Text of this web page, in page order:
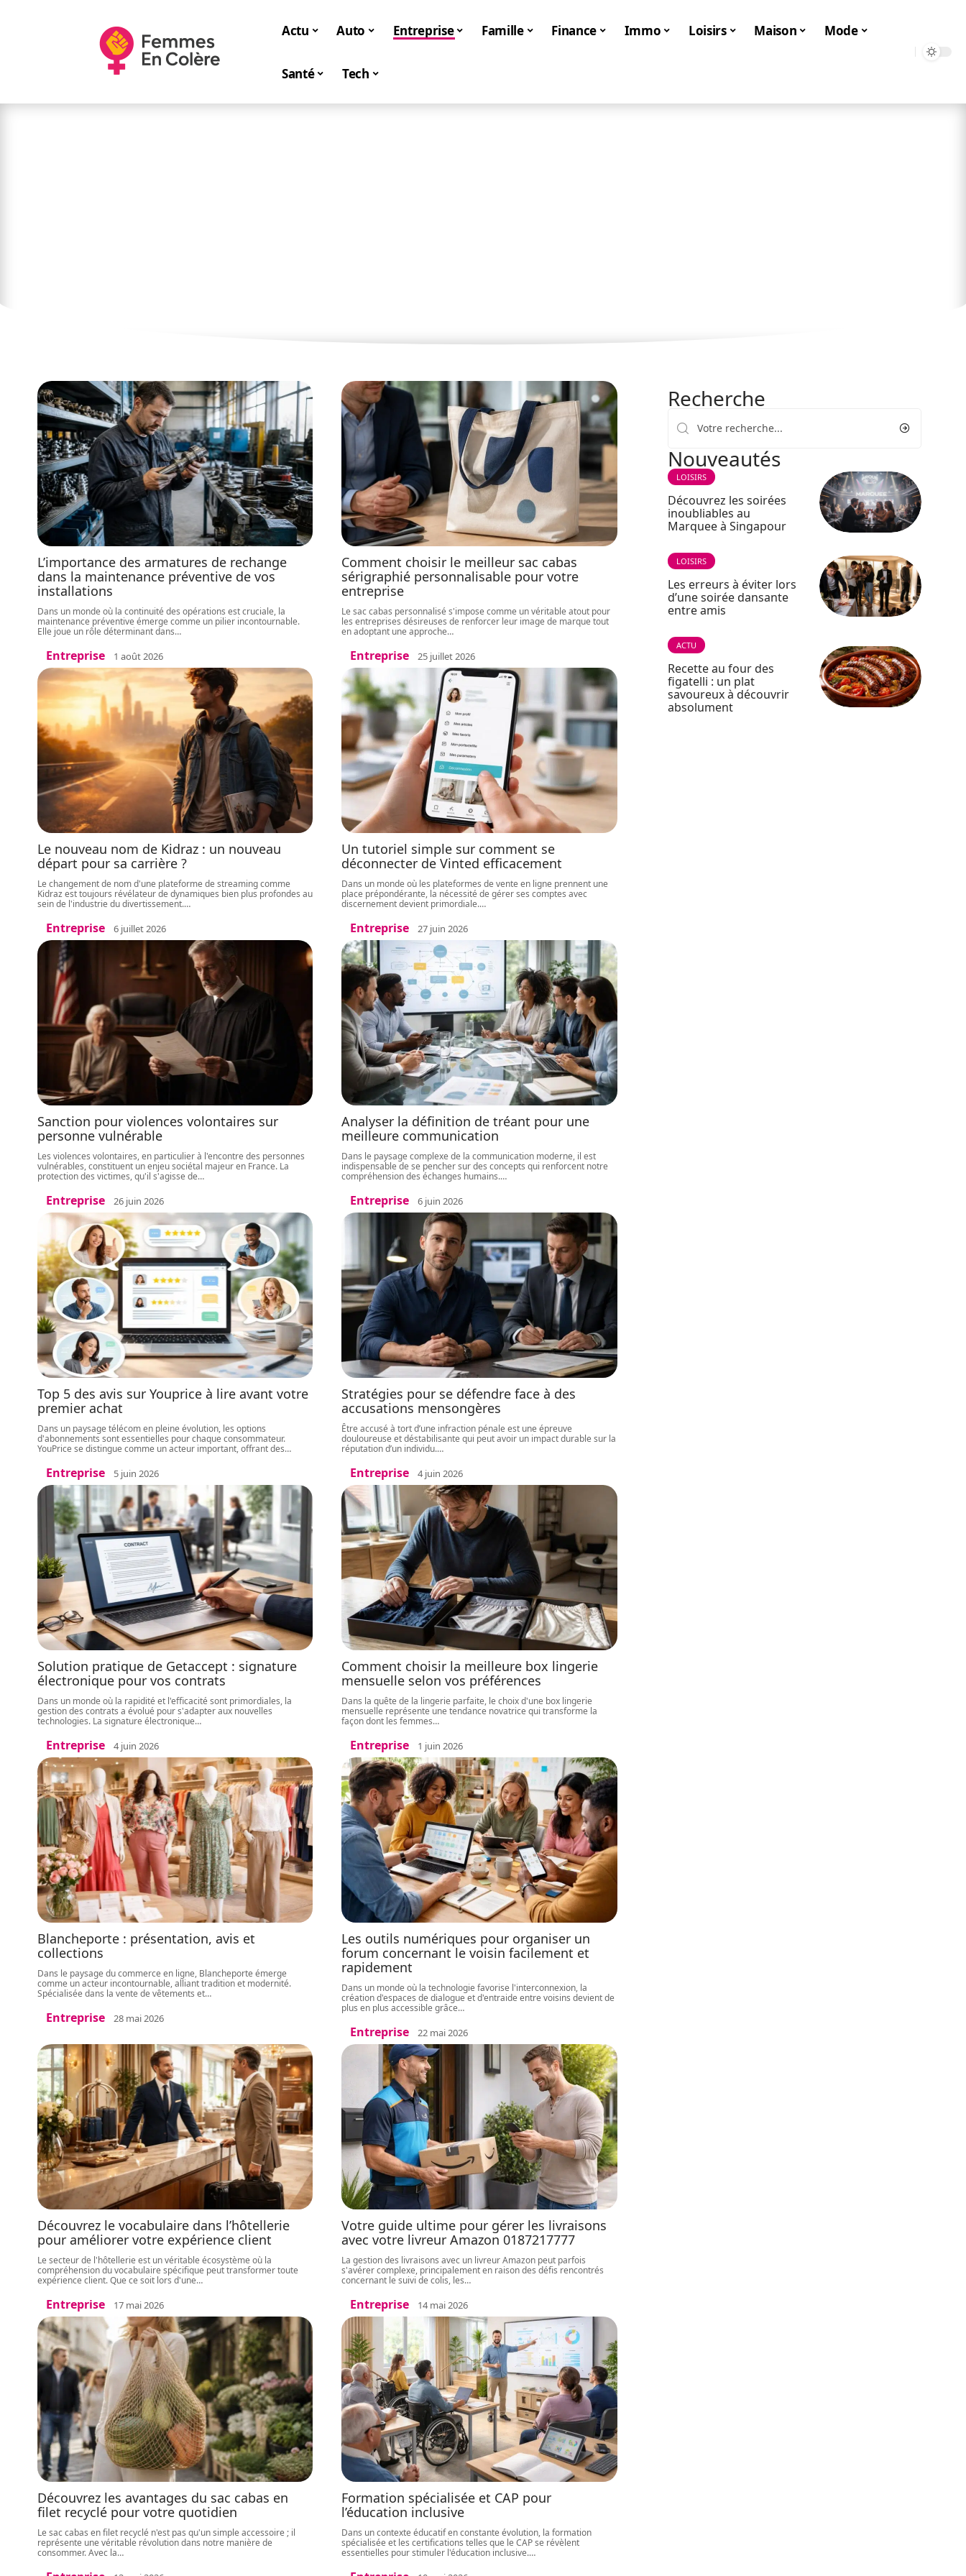
Actu Auto Entreprise Famille Finance Immo Loisirs Maison Mode
Santé Tech
L’importance des armatures de rechange
dans la maintenance préventive de vos
installations
Dans un monde où la continuité des opérations est cruciale, la
maintenance préventive émerge comme un pilier incontournable.
Elle joue un rôle déterminant dans…
Entreprise 1 août 2026
Comment choisir le meilleur sac cabas
sérigraphié personnalisable pour votre
entreprise
Le sac cabas personnalisé s'impose comme un véritable atout pour
les entreprises désireuses de renforcer leur image de marque tout
en adoptant une approche…
Entreprise 25 juillet 2026
Le nouveau nom de Kidraz : un nouveau
départ pour sa carrière ?
Le changement de nom d'une plateforme de streaming comme
Kidraz est toujours révélateur de dynamiques bien plus profondes au
sein de l'industrie du divertissement.…
Entreprise 6 juillet 2026
Un tutoriel simple sur comment se
déconnecter de Vinted efficacement
Dans un monde où les plateformes de vente en ligne prennent une
place prépondérante, la nécessité de gérer ses comptes avec
discernement devient primordiale.…
Entreprise 27 juin 2026
Sanction pour violences volontaires sur
personne vulnérable
Les violences volontaires, en particulier à l'encontre des personnes
vulnérables, constituent un enjeu sociétal majeur en France. La
protection des victimes, qu'il s'agisse de…
Entreprise 26 juin 2026
Analyser la définition de tréant pour une
meilleure communication
Dans le paysage complexe de la communication moderne, il est
indispensable de se pencher sur des concepts qui renforcent notre
compréhension des échanges humains.…
Entreprise 6 juin 2026
Top 5 des avis sur Youprice à lire avant votre
premier achat
Dans un paysage télécom en pleine évolution, les options
d'abonnements sont essentielles pour chaque consommateur.
YouPrice se distingue comme un acteur important, offrant des…
Entreprise 5 juin 2026
Stratégies pour se défendre face à des
accusations mensongères
Être accusé à tort d’une infraction pénale est une épreuve
douloureuse et déstabilisante qui peut avoir un impact durable sur la
réputation d’un individu.…
Entreprise 4 juin 2026
Solution pratique de Getaccept : signature
électronique pour vos contrats
Dans un monde où la rapidité et l'efficacité sont primordiales, la
gestion des contrats a évolué pour s'adapter aux nouvelles
technologies. La signature électronique…
Entreprise 4 juin 2026
Comment choisir la meilleure box lingerie
mensuelle selon vos préférences
Dans la quête de la lingerie parfaite, le choix d'une box lingerie
mensuelle représente une tendance novatrice qui transforme la
façon dont les femmes…
Entreprise 1 juin 2026
Blancheporte : présentation, avis et
collections
Dans le paysage du commerce en ligne, Blancheporte émerge
comme un acteur incontournable, alliant tradition et modernité.
Spécialisée dans la vente de vêtements et…
Entreprise 28 mai 2026
Les outils numériques pour organiser un
forum concernant le voisin facilement et
rapidement
Dans un monde où la technologie favorise l'interconnexion, la
création d'espaces de dialogue et d'entraide entre voisins devient de
plus en plus accessible grâce…
Entreprise 22 mai 2026
Découvrez le vocabulaire dans l’hôtellerie
pour améliorer votre expérience client
Le secteur de l'hôtellerie est un véritable écosystème où la
compréhension du vocabulaire spécifique peut transformer toute
expérience client. Que ce soit lors d'une…
Entreprise 17 mai 2026
Votre guide ultime pour gérer les livraisons
avec votre livreur Amazon 0187217777
La gestion des livraisons avec un livreur Amazon peut parfois
s'avérer complexe, principalement en raison des défis rencontrés
concernant le suivi de colis, les…
Entreprise 14 mai 2026
Découvrez les avantages du sac cabas en
filet recyclé pour votre quotidien
Le sac cabas en filet recyclé n'est pas qu'un simple accessoire ; il
représente une véritable révolution dans notre manière de
consommer. Avec la…
Formation spécialisée et CAP pour
l’éducation inclusive
Dans un contexte éducatif en constante évolution, la formation
spécialisée et les certifications telles que le CAP se révèlent
essentielles pour stimuler l'éducation inclusive.…
Recherche
Nouveautés
LOISIRS
Découvrez les soirées
inoubliables au
Marquee à Singapour
LOISIRS
Les erreurs à éviter lors
d’une soirée dansante
entre amis
ACTU
Recette au four des
figatelli : un plat
savoureux à découvrir
absolument